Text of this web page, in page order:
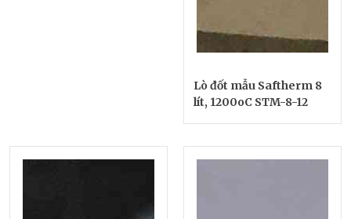
Lò đốt mẫu Saftherm 8
lít, 1200oC STM-8-12